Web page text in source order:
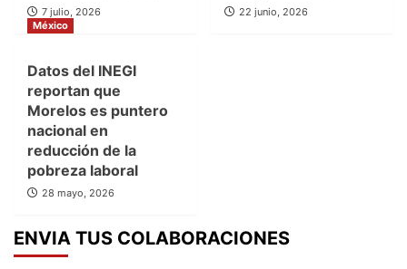
7 julio, 2026
22 junio, 2026
México
Datos del INEGI
reportan que
Morelos es puntero
nacional en
reducción de la
pobreza laboral
28 mayo, 2026
ENVIA TUS COLABORACIONES